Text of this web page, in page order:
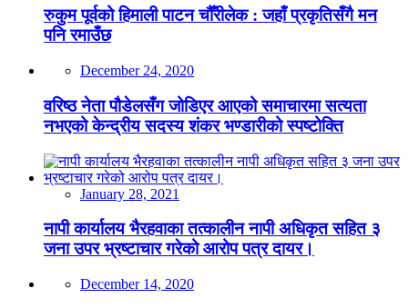
रुकुम पूर्वको हिमाली पाटन चौँरीलेक : जहाँ प्रकृतिसँगै मन
पनि रमाउँछ
December 24, 2020
वरिष्ठ नेता पौडेलसँग जोडिएर आएको समाचारमा सत्यता
नभएको केन्द्रीय सदस्य शंकर भण्डारीको स्पष्टोक्ति
January 28, 2021
नापी कार्यालय भैरहवाका तत्कालीन नापी अधिकृत सहित ३
जना उपर भ्रष्टाचार गरेको आरोप पत्र दायर।
December 14, 2020